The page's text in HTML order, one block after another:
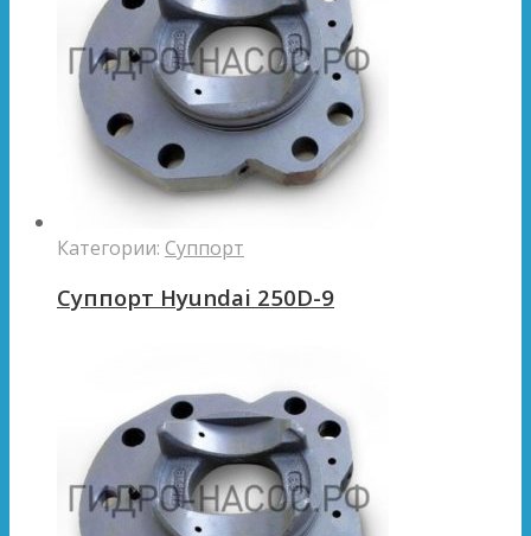
Категории: Суппорт
Суппорт Hyundai 250D-9